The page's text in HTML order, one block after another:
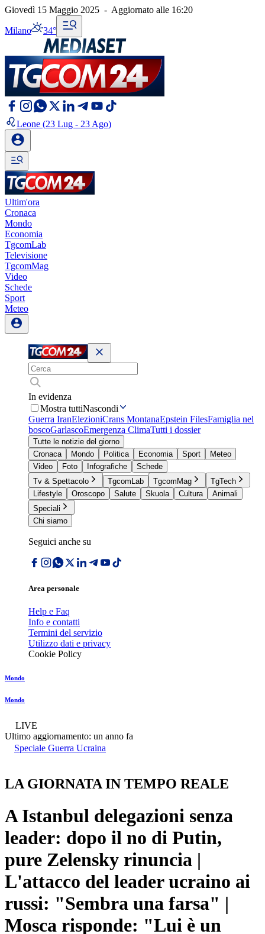
Giovedì 15 Maggio 2025 - Aggiornato alle 16:20
Milano 34°
Leone (23 Lug - 23 Ago)
Ultim'ora
Cronaca
Mondo
Economia
TgcomLab
Televisione
TgcomMag
Video
Schede
Sport
Meteo
In evidenza
Mostra tuttiNascondi
Guerra IranElezioniCrans MontanaEpstein FilesFamiglia nel
boscoGarlascoEmergenza ClimaTutti i dossier
Tutte le notizie del giorno
Cronaca
Mondo Politica Economia Sport
Meteo
Video
Foto Infografiche
Schede
Tv & Spettacolo
TgcomLab TgcomMag
TgTech
Lifestyle
Oroscopo Salute Skuola Cultura
Animali
Speciali
Chi siamo
Seguici anche su
Area personale
Help e Faq
Info e contatti
Termini del servizio
Utilizzo dati e privacy
Cookie Policy
Mondo
Mondo
LIVE
Ultimo aggiornamento: un anno fa
Speciale Guerra Ucraina
LA GIORNATA IN TEMPO REALE
A Istanbul delegazioni senza
leader: dopo il no di Putin,
pure Zelensky rinuncia |
L'attacco del leader ucraino ai
russi: "Sembra una farsa" |
Mosca risponde: "Lui è un